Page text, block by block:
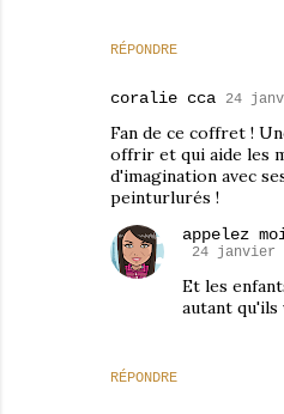
RÉPONDRE
coralie cca 24
Fan de ce coffret !
offrir et qui aide les
d'imagination avec
peinturlurés !
RÉPONDRE
appelez
24 janvier
Et les
autant